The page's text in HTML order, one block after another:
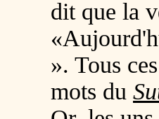
dit que la
». Tous
mots du